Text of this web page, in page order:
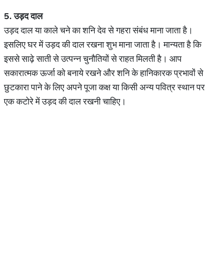
5.उड़ददाल
उड़द दाल या काले चने का शनि देव से गहरा संबंध माना जाता है।
इसलिए घर में उड़द की दाल रखना शुभ माना जाता है। मान्यता है कि
इससे साढ़े साती से उत्पन्न चुनौतियों से राहत मिलती है। आप
सकारात्मक ऊर्जा को बनाये रखने और शनि के हानिकारक प्रभावों से
छुटकारा पाने के लिए अपने पूजा कक्ष या किसी अन्य पवित्र स्थान पर
एक कटोरे में उड़द की दाल रखनी चाहिए।